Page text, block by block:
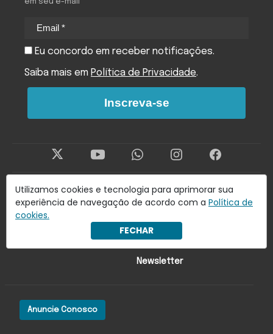
Utilizamos cookies e tecnologia para aprimorar sua
experiência de navegação de acordo com a Política de
cookies.
FECHAR
Anuncie Conosco
Últimas Notícias
Brasil
Economia
Colunistas
Newsletter
Eu concordo em receber notificações.
Saiba mais em Política de Privacidade.
Inscreva-se